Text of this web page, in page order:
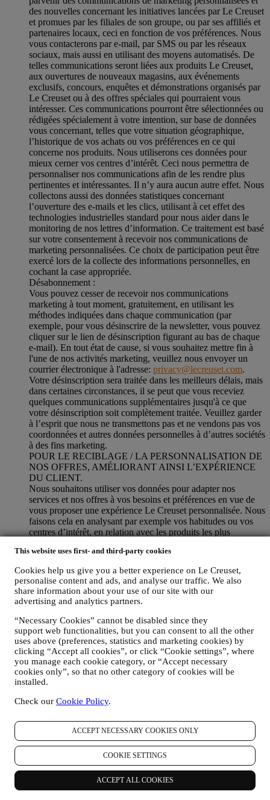
This website uses first- and third-party cookies
Cookies help us give you a better experience on Le Creuset,
personalise content and ads, and analyse our traffic. We also
share information about your use of our site with our
advertising and analytics partners.
“Necessary Cookies” cannot be disabled since they
support web functionalities, but you can consent to all the other
uses above (preferences, statistics and marketing cookies) by
clicking “Accept all cookies”, or click “Cookie settings”, where
you manage each cookie category, or “Accept necessary
cookies only”, so that no other category of cookies will be
installed.
Check our Cookie Policy.
ACCEPT NECESSARY COOKIES ONLY
COOKIE SETTINGS
ACCEPT ALL COOKIES
des nouvelles concernant les initiatives lancées par Le Creuset
et promues par les filiales de son groupe, ou par ses affiliés et
partenaires locaux, ceci en fonction de vos préférences. Nous
vous contacterons par e-mail, par SMS ou par les réseaux
sociaux, mais aussi en utilisant des moyens automatisés. De
telles communications seront liées aux produits Le Creuset,
aux ouvertures de nouveaux magasins, aux événements
exclusifs, concours, enquêtes et démonstrations organisés par
Le Creuset ou à des offres spéciales qui pourraient vous
intéresser. Ces communications pourront être sélectionnées ou
rédigées spécialement à votre intention, sur base de données
vous concernant, telles que votre situation géographique,
l’historique de vos achats ou vos préférences en ce qui
concerne nos produits. Nous utiliserons ces données pour
mieux cerner vos centres d’intérêt. Ceci nous permettra de
personnaliser nos communications afin de les rendre plus
pertinentes et intéressantes. Il n’y aura aucun autre effet. Nous
collectons aussi des données statistiques concernant
l’ouverture des e-mails et les clics, utilisant à cet effet des
technologies industrielles standard pour nous aider dans le
monitoring de nos lettres d’information. Ce traitement est basé
sur votre consentement à recevoir nos communications de
marketing personnalisées. Ce choix de participation peut être
exercé lors de la collecte des informations personnelles, en
cochant la case appropriée.
Désabonnement :
Vous pouvez cesser de recevoir nos communications
marketing à tout moment, gratuitement, en utilisant les
méthodes indiquées dans chaque communication (par
exemple, pour vous désinscrire de la newsletter, vous pouvez
cliquer sur le lien de désinscription figurant au bas de chaque
e-mail). En tout état de cause, si vous souhaitez mettre fin à
l'une de nos activités marketing, veuillez nous envoyer un
courrier électronique à l'adresse: privacy@lecreuset.com.
Votre désinscription sera traitée dans les meilleurs délais, mais
dans certaines circonstances, il se peut que vous receviez
quelques communications supplémentaires jusqu'à ce que
votre désinscription soit complètement traitée. Veuillez garder
à l’esprit que nous ne transmettons pas et ne vendons pas vos
coordonnées et autres données personnelles à d’autres sociétés
à des fins marketing.
POUR LE RECIBLAGE / LA PERSONNALISATION DE
NOS OFFRES, AMÉLIORANT AINSI L’EXPÉRIENCE
DU CLIENT.
Nous souhaitons utiliser vos données pour adapter nos
services et nos offres à vos besoins et préférences en vue de
vous proposer une expérience Le Creuset personnalisée. Nous
faisons cela en analysant par exemple vos habitudes ou vos
centres d’intérêt, en relation avec les produits les plus
les pages de notre Site web que vous visitez, le contenu de
principalement recours à des cookies et des technologies
similaires, et également grâce à vos données et à vos
préférences collectées lors de votre abonnement à nos
communications marketing personnalisées. Nous utilisons ces
informations pour gérer notre publicité sur d’autres sites,
accorder l’accès à des contenus spécifiques, personnaliser le
contenu des offres que vous consultez sur le Site web ou, si
vous avez choisi de souscrire à nos communications
marketing, pour vous adresser des communications/ messages
pertinents dont nous sommes convaincus qu’ils pourraient
vous intéresser. Il n’y aura aucun autre effet. L’usage des
pas recevoir ces informations, utilisées pour vous adresser des
d’intérêt, vous pouvez limiter l’usage des informations vous
concernant dans le cadre de vos actions en ligne en gérant vos
consignes en matière de cookies (gardez toutefois en mémoire
que certains cookies sont nécessaires pour utiliser le Site
web). Notez que ceci ne vous empêchera pas de recevoir nos
annonces, offres ou communications. Vous continuerez de
recevoir des annonces, des offres ou des communications